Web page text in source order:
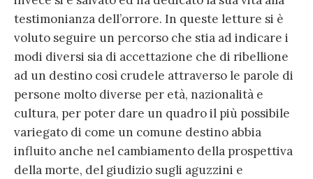
testimonianza dell’orrore. In queste letture si è
voluto seguire un percorso che stia ad indicare i
modi diversi sia di accettazione che di ribellione
ad un destino così crudele attraverso le parole di
persone molto diverse per età, nazionalità e
cultura, per poter dare un quadro il più possibile
variegato di come un comune destino abbia
influito anche nel cambiamento della prospettiva
della morte, del giudizio sugli aguzzini e